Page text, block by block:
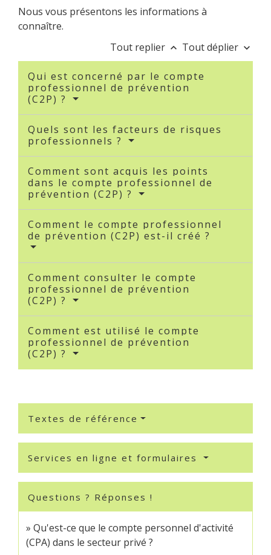
Nous vous présentons les informations à
connaître.
Tout replier keyboard_arrow_up Tout déplier keyboard_arrow_down
Qui est concerné par le compte
professionnel de prévention
(C2P) ?
Quels sont les facteurs de risques
professionnels ?
Comment sont acquis les points
dans le compte professionnel de
prévention (C2P) ?
Comment le compte professionnel
de prévention (C2P) est-il créé ?
Comment consulter le compte
professionnel de prévention
(C2P) ?
Comment est utilisé le compte
professionnel de prévention
(C2P) ?
Textes de référence
Services en ligne et formulaires
Questions ? Réponses !
Qu'est-ce que le compte personnel d'activité
(CPA) dans le secteur privé ?